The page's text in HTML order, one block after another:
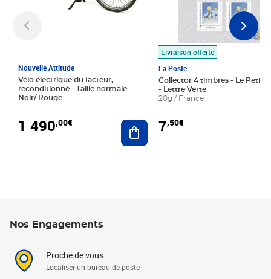
Nouvelle Attitude
Vélo électrique du facteur,
reconditionné - Taille normale -
Noir/ Rouge
1 490,00€ Ajouter au panier
Livraison offerte
La Poste
Collector 4 timbres - Le Petit
- Lettre Verte
20g / France
7,50€
Nos Engagements
Proche de vous
Localiser un bureau de poste